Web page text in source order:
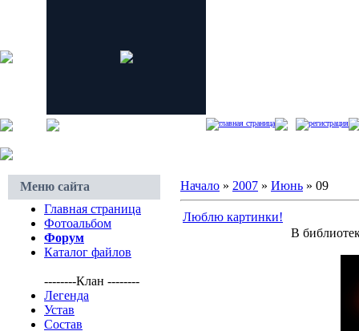
главная страница регистрация
Меню сайта
Главная страница
Фотоальбом
Форум
Каталог файлов
--------Клан --------
Легенда
Устав
Состав
Начало » 2007 » Июнь » 09
Люблю картинки!
В